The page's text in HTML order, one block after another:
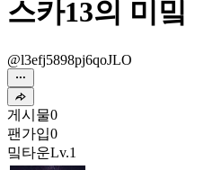
스카13의 미밐
@l3efj5898pj6qoJLO
게시물0
팬가입0
밐타운Lv.1